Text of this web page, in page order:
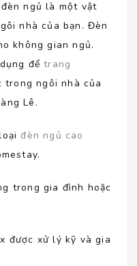
ngủ là một vật
nhà của bạn. Đèn
không gian ngủ.
đểtrang
trong ngôi nhà của
Lê.
loạiđèn ngủ cao
trong gia đình hoặc
được xử lý kỹ và gia